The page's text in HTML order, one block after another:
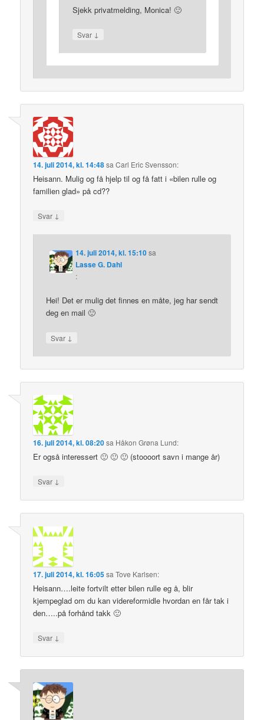
Sjekk privatmelding, Monica! 🙂
Svar ↓
14. juli 2014, kl. 14:48sa Carl Eric Svensson:
Heisann. Mulig og få hjelp til og få fatt i «bilen rulle og
familien glad» på cd??
Svar ↓
14. juli 2014, kl. 15:10sa
Lasse G. Dahl
:
Hei! Det er mulig det finnes en måte, jeg har sendt
deg en mail 🙂
Svar ↓
16. juli 2014, kl. 08:20sa Håkon Grøna Lund:
Er også interessert 🙂 🙂 🙂 (stoooort savn i mange år)
Svar ↓
17. juli 2014, kl. 16:05sa Tove Karlsen:
Heisann….leite fortvilt etter bilen rulle eg å, blir
kjempeglad om du kan videreformidle hvordan en får tak i
den…..på forhånd takk 🙂
Svar ↓